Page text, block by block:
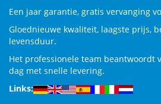
Een jaar garantie, gratis vervanging
Gloednieuwe kwaliteit, laagste prijs,
levensduur.
Het professionele team beantwoordt
dag met snelle levering.
Links: